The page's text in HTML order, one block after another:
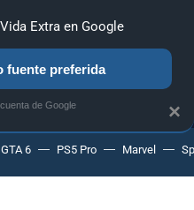
NUEVO
PC SONY
GTA 6 PS5 Pro Marvel
×
Extra en Google
fuente preferida
de Google